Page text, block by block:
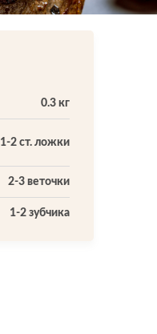
0.3 кг
1-2 ст. ложки
2-3 веточки
1-2 зубчика